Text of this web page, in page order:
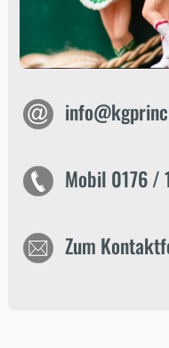
Mobil 0176 /
Zum